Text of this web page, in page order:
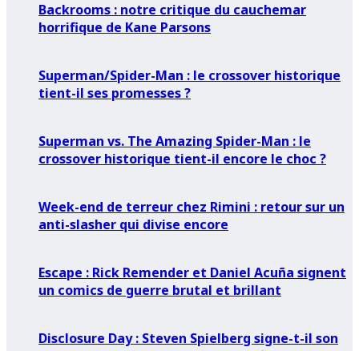
Backrooms : notre critique du cauchemar
horrifique de Kane Parsons
Superman/Spider-Man : le crossover historique
tient-il ses promesses ?
Superman vs. The Amazing Spider-Man : le
crossover historique tient-il encore le choc ?
Week-end de terreur chez Rimini : retour sur un
anti-slasher qui divise encore
Escape : Rick Remender et Daniel Acuña signent
un comics de guerre brutal et brillant
Disclosure Day : Steven Spielberg signe-t-il son